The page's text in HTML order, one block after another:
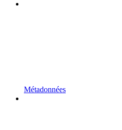
Métadonnées